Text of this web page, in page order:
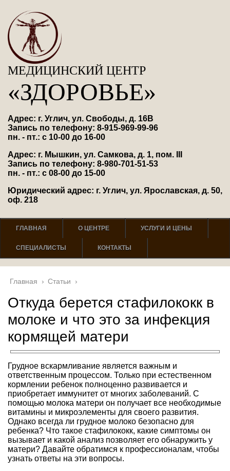
МЕДИЦИНСКИЙ ЦЕНТР
«ЗДОРОВЬЕ»
Адрес: г. Углич, ул. Свободы, д. 16В
Запись по телефону: 8-915-969-99-96
пн. - пт.: с 10-00 до 16-00
Адрес: г. Мышкин, ул. Самкова, д. 1, пом. III
Запись по телефону: 8-980-701-51-53
пн. - пт.: с 08-00 до 15-00
Юридический адрес: г. Углич, ул. Ярославская, д. 50,
оф. 218
ГЛАВНАЯ О ЦЕНТРЕ УСЛУГИ И ЦЕНЫ
СПЕЦИАЛИСТЫ КОНТАКТЫ
Главная › Статьи ›
Откуда берется стафилококк в
молоке и что это за инфекция
кормящей матери
Грудное вскармливание является важным и
ответственным процессом. Только при естественном
кормлении ребенок полноценно развивается и
приобретает иммунитет от многих заболеваний. С
помощью молока матери он получает все необходимые
витамины и микроэлементы для своего развития.
Однако всегда ли грудное молоко безопасно для
ребенка? Что такое стафилококк, какие симптомы он
вызывает и какой анализ позволяет его обнаружить у
матери? Давайте обратимся к профессионалам, чтобы
узнать ответы на эти вопросы.